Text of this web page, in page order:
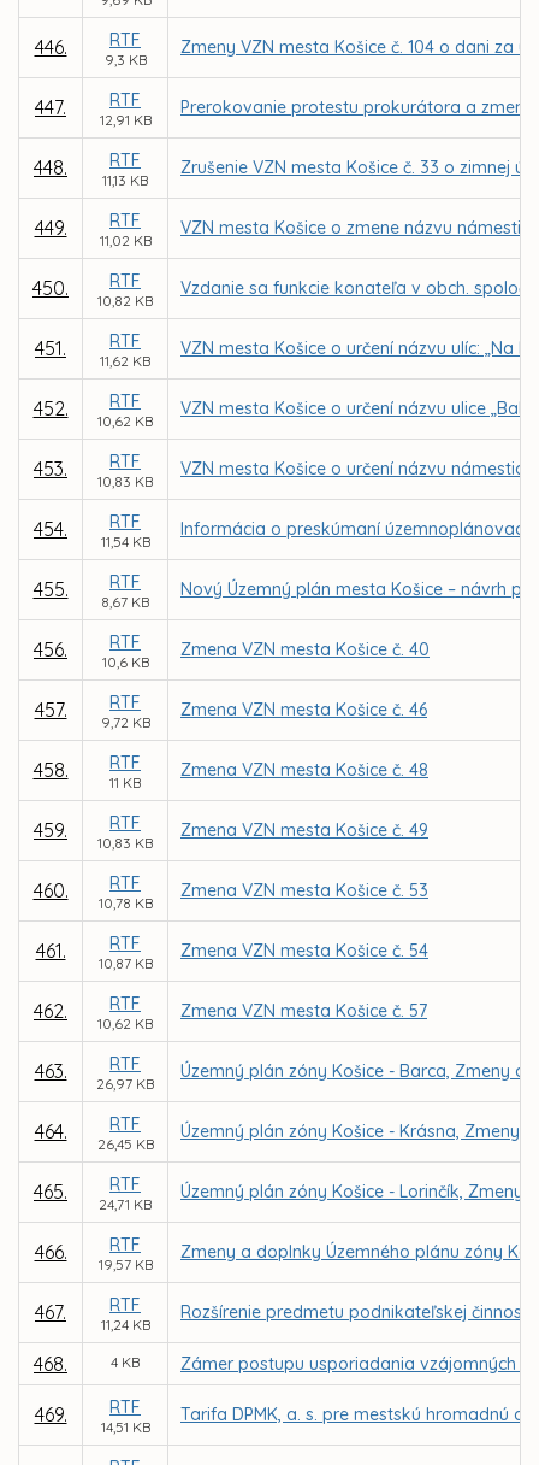
446. RTF
9,3 KB
Zmeny VZN mesta Košice č. 104 o dani za
447. RTF
12,91 KB
Prerokovanie protestu prokurátora a
448. RTF
11,13 KB
Zrušenie VZN mesta Košice č. 33 o zimnej
449. RTF
11,02 KB
VZN mesta Košice o zmene názvu námestia
450. RTF
10,82 KB
Vzdanie sa funkcie konateľa v obch.
451. RTF
11,62 KB
VZN mesta Košice o určení názvu ulíc: „Na
452. RTF
10,62 KB
VZN mesta Košice o určení názvu ulice
453. RTF
10,83 KB
VZN mesta Košice o určení názvu námestia
454. RTF
11,54 KB
Informácia o preskúmaní
455. RTF
8,67 KB
Nový Územný plán mesta Košice – návrh
456. RTF
10,6 KB
Zmena VZN mesta Košice č. 40
457. RTF
9,72 KB
Zmena VZN mesta Košice č. 46
458. RTF
11 KB
Zmena VZN mesta Košice č. 48
459. RTF
10,83 KB
Zmena VZN mesta Košice č. 49
460. RTF
10,78 KB
Zmena VZN mesta Košice č. 53
461. RTF
10,87 KB
Zmena VZN mesta Košice č. 54
462. RTF
10,62 KB
Zmena VZN mesta Košice č. 57
463. RTF
26,97 KB
Územný plán zóny Košice - Barca, Zmeny a
464. RTF
26,45 KB
Územný plán zóny Košice - Krásna, Zmeny a
465. RTF
24,71 KB
Územný plán zóny Košice - Lorinčík, Zmeny
466. RTF
19,57 KB
Zmeny a doplnky Územného plánu zóny
467. RTF
11,24 KB
Rozšírenie predmetu podnikateľskej
468. 4 KB Zámer postupu usporiadania vzájomných
469. RTF
14,51 KB
Tarifa DPMK, a. s. pre mestskú hromadnú